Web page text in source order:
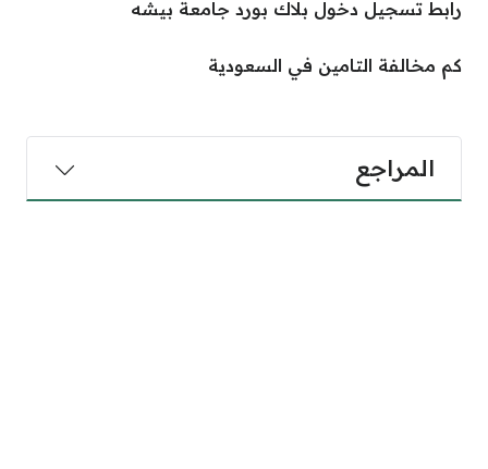
رابط تسجيل دخول بلاك بورد جامعة بيشه
كم مخالفة التامين في السعودية
المراجع